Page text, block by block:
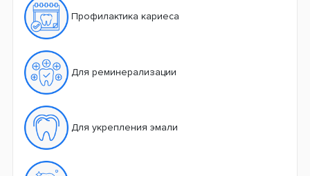
Профилактика кариеса
Для реминерализации
Для укрепления эмали